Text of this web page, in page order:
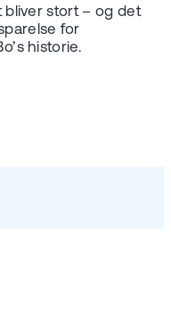
bliver stort – og det
for
historie.